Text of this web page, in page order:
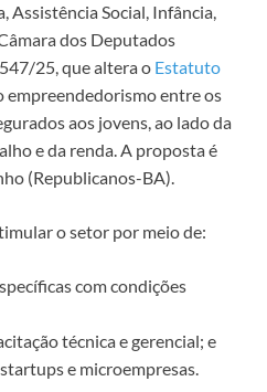
Assistência Social, Infância,
dos Deputados
25, que altera o Estatuto
empreendedorismo entre os
aos jovens, ao lado da
e da renda. A proposta é
(Republicanos-BA).
o setor por meio de:
com condições
técnica e gerencial; e
e microempresas.